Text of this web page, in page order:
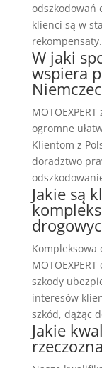
odszkodowań
klienci są w
rekompensaty.
W jaki
wspiera
ogromne
Klientom z
doradztwo
Jakie są
Kompleksowa
szkody
interesów
szkód, dążąc
Jakie